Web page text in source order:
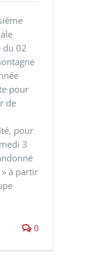
du 02
pour
de
pour
3
à partir
0